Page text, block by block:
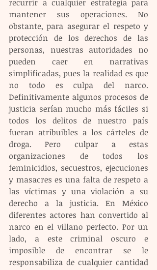
recurrir a cualquier estrategia para
mantener sus operaciones. No
obstante, para asegurar el respeto y
protección de los derechos de las
personas, nuestras autoridades no
pueden caer en narrativas
simplificadas, pues la realidad es que
no todo es culpa del narco.
Definitivamente algunos procesos de
justicia serían mucho más fáciles si
todos los delitos de nuestro país
fueran atribuibles a los cárteles de
droga. Pero culpar a estas
organizaciones de todos los
feminicidios, secuestros, ejecuciones
y masacres es una falta de respeto a
las víctimas y una violación a su
derecho a la justicia. En México
diferentes actores han convertido al
narco en el villano perfecto. Por un
lado, a este criminal oscuro e
imposible de encontrar se le
responsabiliza de cualquier cantidad